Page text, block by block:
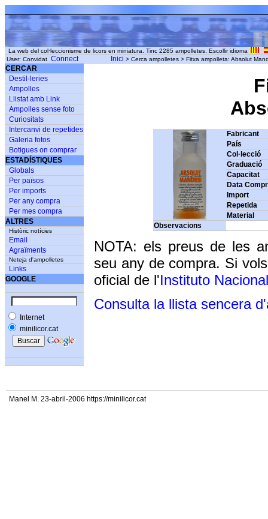
La web del col·leccionisme de licors en miniatura. Tinc 2285 ampolletes. Escollir idioma
User: Convidat Connect Inici > Cerca ampolletes > Fitxa ampolleta: Absolut
CERCAR
Destil·leries
Ampolles
Llistat amb Link
Ampolles sense foto
Curiositats
Intercanvi de repetides
Galeria fotos
Botigues on comprar
ESTADÍSTIQUES
Globals
Per països
Per imports
Per any compra
Per mes compra
ALTRES
Històric notícies
Email
Agraïments
Neteja d'ampolletes
Links
GOOGLE
Internet
minilicor.cat
Fabricant
País
Col·lecció
Graduació
Capacitat
Data
Import
Repetida
Material
Observacions
NOTA: els preus de les
seu any de compra. Si
oficial de l'Instituto
Consulta la llista sencera
Manel M. 23-abril-2006 https://minilicor.cat